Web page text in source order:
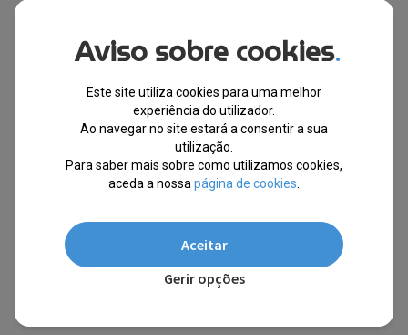
Raptor® Pulseira em Pele
Genuína e Aço Inoxidável
29.00
€29.00.
€21.90
€21.90.
Aviso sobre cookies.
Este site utiliza cookies para uma melhor
experiência do utilizador.
Ao navegar no site estará a consentir a sua
utilização.
Para saber mais sobre como utilizamos cookies,
aceda a nossa página de cookies
Aceitar
Gerir opções